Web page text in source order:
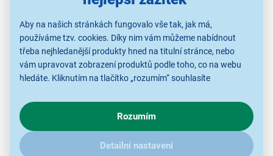
Aby na našich stránkách fungovalo vše tak, jak má,
používáme tzv. cookies. Díky nim vám můžeme nabídnout
třeba nejhledanější produkty hned na titulní stránce, nebo
vám upravovat zobrazení produktů podle toho, co na webu
hledáte. Kliknutím na tlačítko „rozumím“ souhlasíte
chování na webu pro zobrazení cílených reklam. Pokud vás
zajímají detaily, jak u nás s cookies a dalšími údaji pracujeme,
kliknětesem.
Rozumím
Detailní nastavení
Sklokeramická varná deska CANDY
CEH6DXECTT/1